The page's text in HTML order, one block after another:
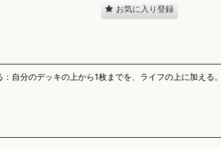
お気に入り登録
：自分のデッキの上から1枚までを、ライフの上に加え